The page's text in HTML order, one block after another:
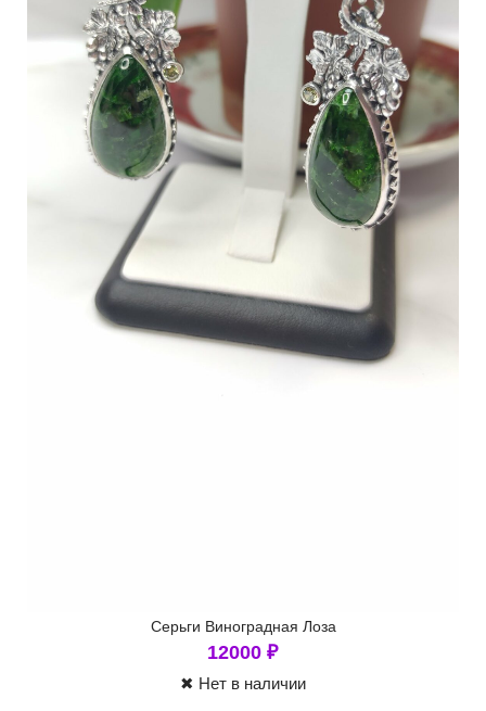
Серьги Виноградная Лоза
12000 ₽
✖ Нет в наличии